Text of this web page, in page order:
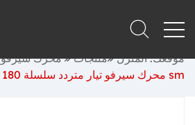
موقعك: المنزل منتجات محرك سيرفو
محرك سيرفو تيار متردد سلسلة 180sm